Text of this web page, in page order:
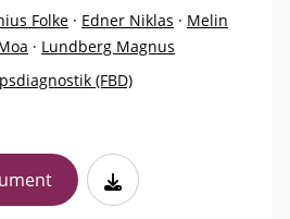
Folke · Edner Niklas · Melin
· Lundberg Magnus
(FBD)